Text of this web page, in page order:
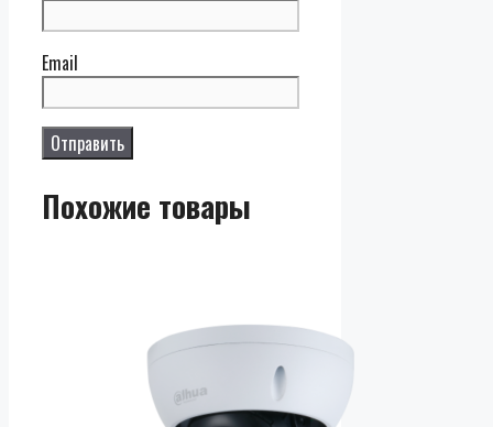
Email
Похожие товары